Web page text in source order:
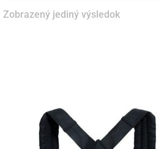
Zobrazený jediný výsledok